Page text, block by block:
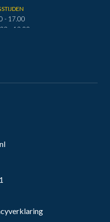
- 17.00
- 12.00